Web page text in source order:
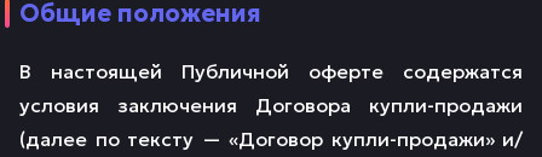
Общие положения
В настоящей Публичной оферте содержатся
условия заключения Договора купли-продажи
(далее по тексту — «Договор купли-продажи» и/